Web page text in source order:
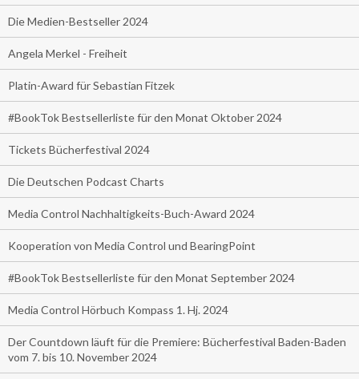
Die Medien-Bestseller 2024
Angela Merkel - Freiheit
Platin-Award für Sebastian Fitzek
#BookTok Bestsellerliste für den Monat Oktober 2024
Tickets Bücherfestival 2024
Die Deutschen Podcast Charts
Media Control Nachhaltigkeits-Buch-Award 2024
Kooperation von Media Control und BearingPoint
#BookTok Bestsellerliste für den Monat September 2024
Media Control Hörbuch Kompass 1. Hj. 2024
Der Countdown läuft für die Premiere: Bücherfestival Baden-Baden
vom 7. bis 10. November 2024